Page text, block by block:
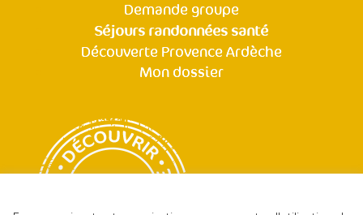
Demande groupe
Séjours randonnées santé
Découverte Provence Ardèche
Mon dossier